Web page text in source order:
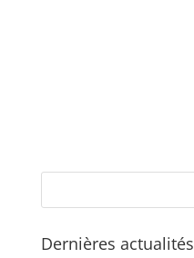
Dernières actualités